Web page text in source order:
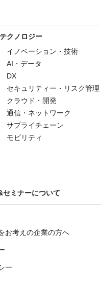
テクノロジー
イノベーション・技術
AI・データ
DX
セキュリティー・リスク管理
クラウド・開発
通信・ネットワーク
サプライチェーン
モビリティ
セミナーについて
お考えの企業の方へ
ー